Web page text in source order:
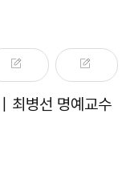
최병선 명예교수